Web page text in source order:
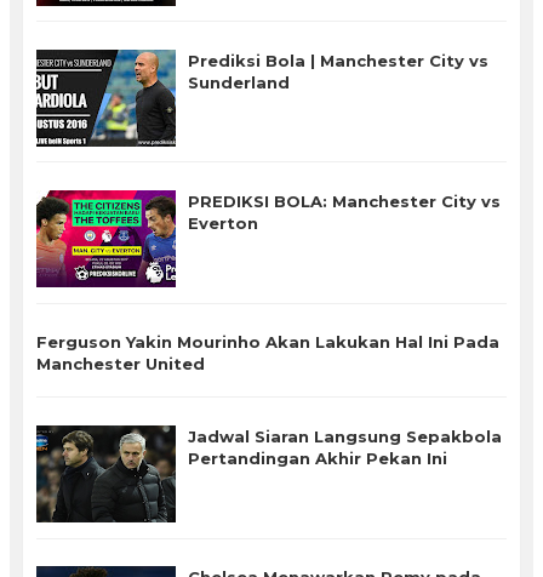
Prediksi Bola | Manchester City vs
Sunderland
PREDIKSI BOLA: Manchester City vs
Everton
Ferguson Yakin Mourinho Akan Lakukan Hal Ini Pada
Manchester United
Jadwal Siaran Langsung Sepakbola
Pertandingan Akhir Pekan Ini